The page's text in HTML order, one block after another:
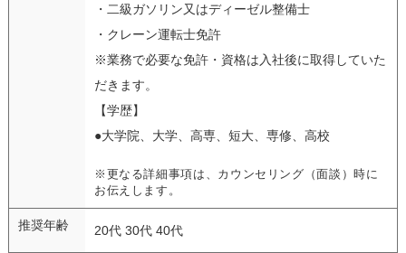
・二級ガソリン又はディーゼル整備士
・クレーン運転士免許
※業務で必要な免許・資格は入社後に取得していた
だきます。
【学歴】
●大学院、大学、高専、短大、専修、高校
※更なる詳細事項は、カウンセリング（面談）時に
お伝えします。
推奨年齢 20代 30代 40代